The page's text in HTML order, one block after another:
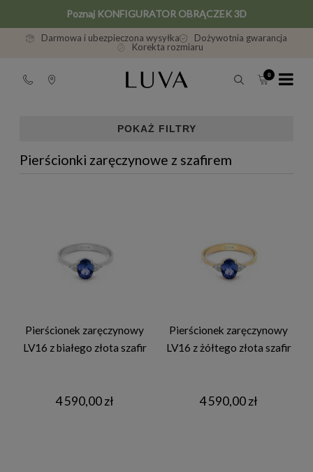
Poznaj KONFIGURATOR OBRĄCZEK 3D
Darmowa i ubezpieczona wysyłka
Dożywotnia gwarancja
Korekta rozmiaru
POKAŻ FILTRY
Pierścionki zaręczynowe z szafirem
Pierścionek zaręczynowy
LV16 z białego złota szafir
4 590,00 zł
Pierścionek zaręczynowy
LV16 z żółtego złota szafir
4 590,00 zł